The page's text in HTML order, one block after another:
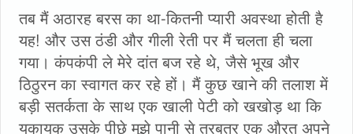
तब मैं अठारह बरस का था-कितनी प्यारी अवस्था होती है
यह! और उस ठंडी और गीली रेती पर मैं चलता ही चला
गया। कंपकंपी ले मेरे दांत बज रहे थे, जैसे भूख और
ठिठुरन का स्वागत कर रहे हों। मैं कुछ खाने की तलाश में
बड़ी सतर्कता के साथ एक खाली पेटी को खखोड़ था कि
यकायक उसके पीछे मुझे पानी से तरबतर एक औरत अपने